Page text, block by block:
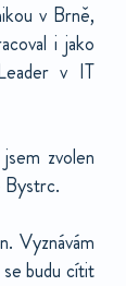
v Brně,
i jako
v IT
zvolen
Bystrc.
Vyznávám
budu cítit